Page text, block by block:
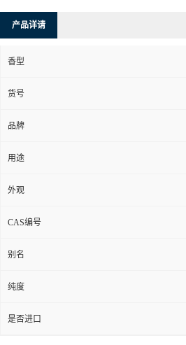
产品详请
香型
货号
品牌
用途
外观
CAS编号
别名
纯度
是否进口